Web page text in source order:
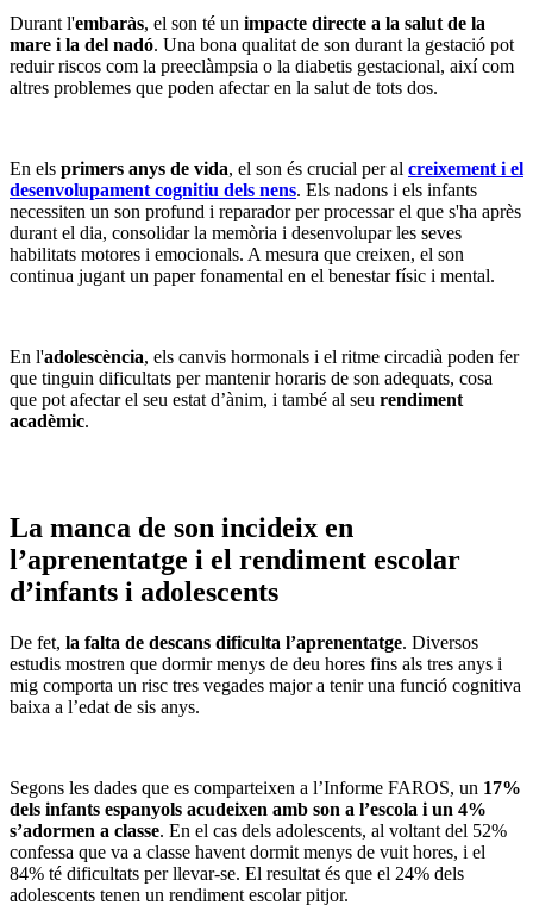
Durant l'embaràs, el son té un impacte directe a la salut de la
mare i la del nadó. Una bona qualitat de son durant la gestació pot
reduir riscos com la preeclàmpsia o la diabetis gestacional, així com
altres problemes que poden afectar en la salut de tots dos.
En els primers anys de vida, el son és crucial per al creixement i el
desenvolupament cognitiu dels nens. Els nadons i els infants
necessiten un son profund i reparador per processar el que s'ha après
durant el dia, consolidar la memòria i desenvolupar les seves
habilitats motores i emocionals. A mesura que creixen, el son
continua jugant un paper fonamental en el benestar físic i mental.
En l'adolescència, els canvis hormonals i el ritme circadià poden fer
que tinguin dificultats per mantenir horaris de son adequats, cosa
que pot afectar el seu estat d’ànim, i també al seu rendiment
acadèmic.
La manca de son incideix en
l’aprenentatge i el rendiment escolar
d’infants i adolescents
De fet, la falta de descans dificulta l’aprenentatge. Diversos
estudis mostren que dormir menys de deu hores fins als tres anys i
mig comporta un risc tres vegades major a tenir una funció cognitiva
baixa a l’edat de sis anys.
Segons les dades que es comparteixen a l’Informe FAROS, un 17%
dels infants espanyols acudeixen amb son a l’escola i un 4%
s’adormen a classe. En el cas dels adolescents, al voltant del 52%
confessa que va a classe havent dormit menys de vuit hores, i el
84% té dificultats per llevar-se. El resultat és que el 24% dels
adolescents tenen un rendiment escolar pitjor.